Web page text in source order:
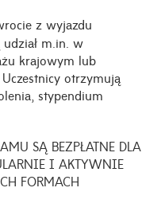
z wyjazdu
m.in. w
krajowym lub
otrzymują
stypendium
SĄ BEZPŁATNE DLA
I AKTYWNIE
FORMACH